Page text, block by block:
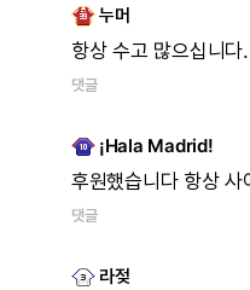
누머
항상 수고 많으십니다.
댓글
¡Hala Madrid!
후원했습니다 항상 사
댓글
라젖